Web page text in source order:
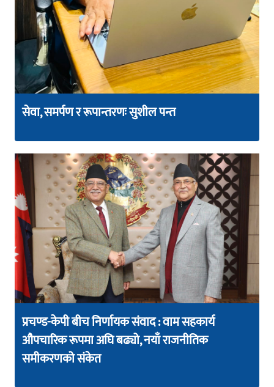
सेवा, समर्पण र रूपान्तरणः सुशील पन्त
प्रचण्ड-केपी बीच निर्णायक संवाद : वाम सहकार्य
औपचारिक रूपमा अघि बढ्यो, नयाँ राजनीतिक
समीकरणको संकेत